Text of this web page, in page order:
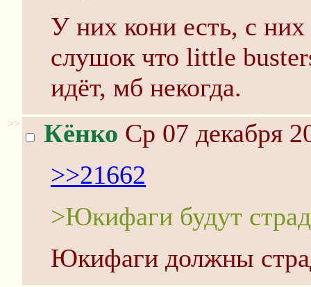
У них кони есть, с
слушок что little
идёт, мб некогда.
>> Кёнко Ср 07 декабря
>>21662
>Юкифаги будут
Юкифаги должны